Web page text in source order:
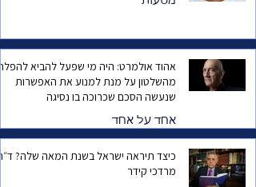
אהוד אולמרט: היה מי שפעל להביא
מהשלטון על מנת למנוע את האפשרות
שנעשה הסכם שכרוכה בו נסיגה
אחד על אחד
כיצד תיראה ישראל בשנת המאה
מרדכי קידר